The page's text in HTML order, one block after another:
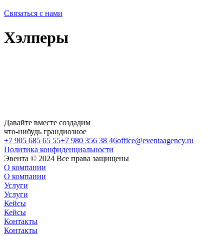
Связаться с нами
Хэлперы
Давайте вместе создадим
что-нибудь грандиозное
+7 905 685 65 55+7 980 356 38 46office@eventaagency.ru
Политика конфиденциальности
Эвента © 2024 Все права защищены
О компании
О компании
Услуги
Услуги
Кейсы
Кейсы
Контакты
Контакты